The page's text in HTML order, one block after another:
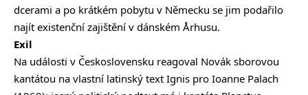
dcerami a po krátkém pobytu v Německu se jim podařilo
najít existenční zajištění v dánském Århusu.
Exil
Na události v Československu reagoval Novák sborovou
kantátou na vlastní latinský text Ignis pro Ioanne Palach